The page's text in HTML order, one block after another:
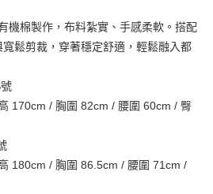
彰化商業銀行
台北富邦商業銀行
華泰商業銀行
遠東國際商業銀行
中國信託商業銀行
彰化商業銀行
台中商業銀行
星展（台灣）商業銀行
機棉製作，布料紮實、手感柔軟。搭配
鬆剪裁，穿著穩定舒適，輕鬆融入都
170cm / 胸圍 82cm / 腰圍 60cm / 臀
180cm / 胸圍 86.5cm / 腰圍 71cm /